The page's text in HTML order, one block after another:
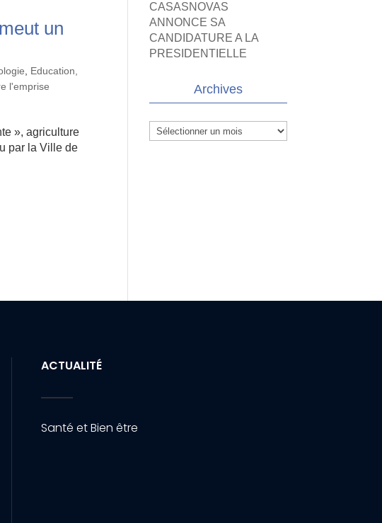
un
Education,
l'emprise
», agriculture
par la Ville de
CASASNOVAS
ANNONCE SA
CANDIDATURE A LA
PRESIDENTIELLE
Archives
Archives
ACTUALITÉ
Santé et Bien être